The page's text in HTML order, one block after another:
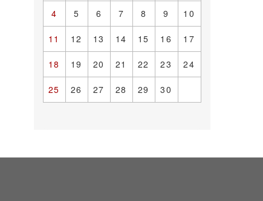
4 5 6 7 8 9 10
11 12 13 14 15 16 17
18 19 20 21 22 23 24
25 26 27 28 29 30